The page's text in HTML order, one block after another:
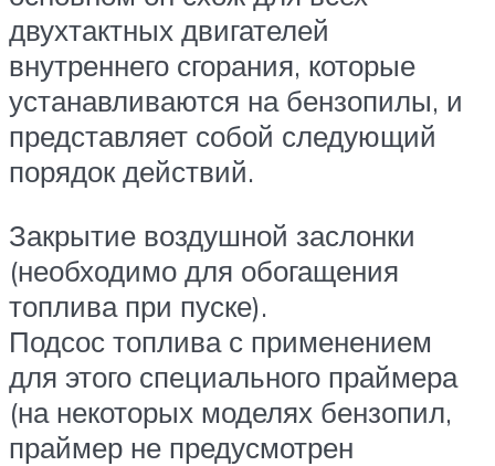
двухтактных двигателей
внутреннего сгорания, которые
устанавливаются на бензопилы, и
представляет собой следующий
порядок действий.
Закрытие воздушной заслонки
(необходимо для обогащения
топлива при пуске).
Подсос топлива с применением
для этого специального праймера
(на некоторых моделях бензопил,
праймер не предусмотрен